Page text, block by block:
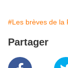
#Les brèves de la
Partager